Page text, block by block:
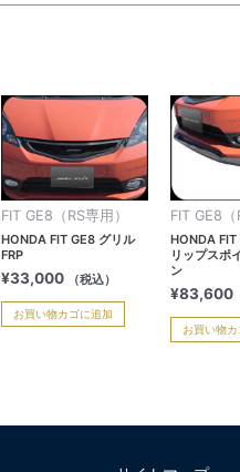
FIT GE8（RS専用）
HONDA FIT GE8 グリル
FRP
¥33,000 （税込）
お買い物カゴに追加
FIT GE8（
HONDA FIT
リップスポ
ン
¥83,600
お買い物